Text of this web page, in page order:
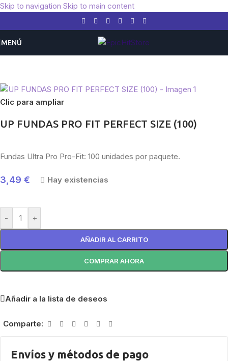
Skip to navigation Skip to main content
MENÚ
Clic para ampliar
UP FUNDAS PRO FIT PERFECT SIZE (100)
Fundas Ultra Pro Pro-Fit: 100 unidades por paquete.
3,49 € Hay existencias
- +
AÑADIR AL CARRITO
COMPRAR AHORA
Añadir a la lista de deseos
Comparte:
Envíos y métodos de pago